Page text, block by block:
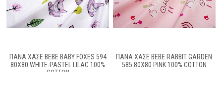
ΠΆΝΑ ΧΑΣΈ BEBE BABY FOXES 594
80X80 WHITE-PASTEL LILAC 100%
COTTON
ΠΆΝΑ ΧΑΣΈ BEBE RABBIT GARDEN
585 80X80 PINK 100% COTTON